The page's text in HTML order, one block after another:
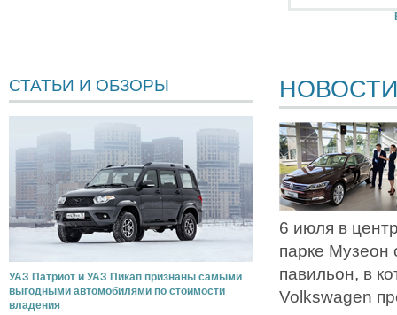
СТАТЬИ И ОБЗОРЫ
УАЗ Патриот и УАЗ Пикап признаны самыми
выгодными автомобилями по стоимости
владения
НОВОСТИ
6 июля в
парке Музеон
павильон, в
Volkswagen